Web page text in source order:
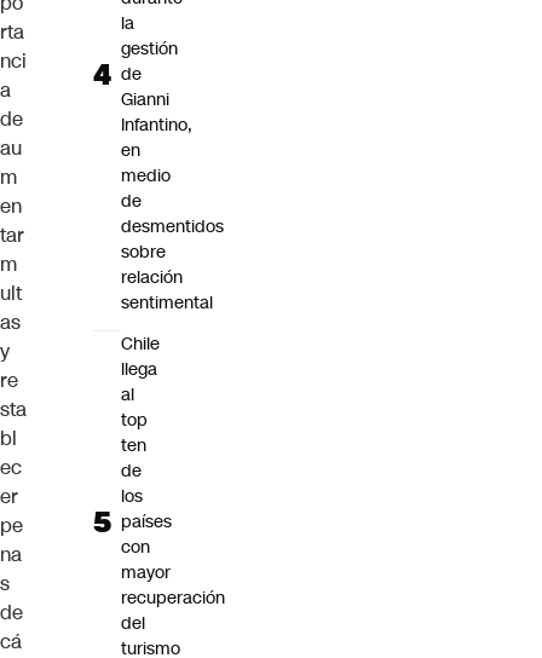
rta
nci
a
de
au
m
en
tar
m
ult
as
y
re
sta
bl
ec
er
pe
na
s
de
cá
la
gestión
de
Gianni
Infantino,
en
medio
de
desmentidos
sobre
relación
sentimental
Chile
llega
al
top
ten
de
los
países
con
mayor
recuperación
del
turismo